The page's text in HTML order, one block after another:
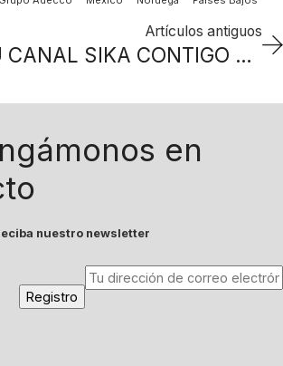
SIKA ESTRENÓ EN YOUTUBE SU CANAL SIKA CONTIGO PARA LATINOAMÉRICA
Artículos antiguos
en
nuestro newsletter